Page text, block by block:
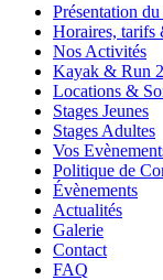
Présentation
Horaires, tarifs
Nos Activités
Kayak & Run
Locations &
Stages Jeunes
Stages Adultes
Vos
Politique de
Évènements
Actualités
Galerie
Contact
FAQ